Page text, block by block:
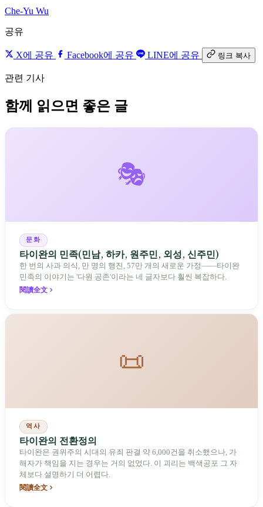
Che-Yu Wu
공유
X에 공유 Facebook에 공유 LINE에 공유 링크 복사
관련 기사
함께 읽으면 좋은 글
🎭
문화
타이완의 민족(민남, 하카, 원주민, 외성, 신주민)
한 번의 사과 의식, 만 명의 행진, 57만 개의 새로운 가정——타이완
민족의 이야기는 '다원 공존'이라는 네 글자보다 훨씬 복잡하다.
閱讀全文
📜
역사
타이완의 전환정의
타이완은 권위주의 시대의 유죄 판결 약 6,000건을 취소했으나, 가
해자가 책임을 지는 경우는 거의 없었다. 이 괴리는 백색공포 그 자
체보다 설명하기 더 어렵다.
閱讀全文